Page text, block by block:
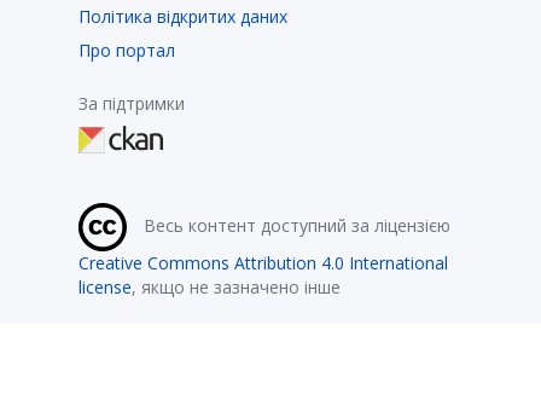
Політика відкритих даних
Про портал
За підтримки
Весь контент доступний за ліцензією
Creative Commons Attribution 4.0 International
license, якщо не зазначено інше